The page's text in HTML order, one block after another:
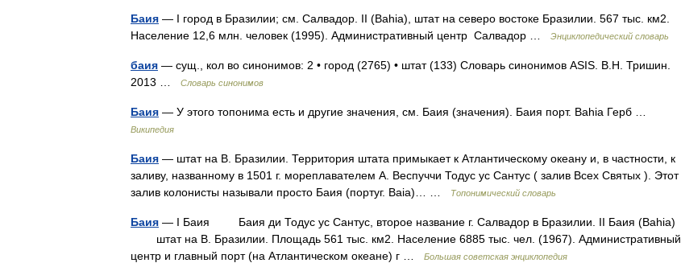
Баия — I город в Бразилии; см. Салвадор. II (Bahia), штат на северо востоке Бразилии. 567 тыс. км2.
Население 12,6 млн. человек (1995). Административный центр Салвадор …
Энциклопедический словарь
баия — сущ., кол во синонимов: 2 • город (2765) • штат (133) Словарь синонимов ASIS. В.Н. Тришин.
2013 …
Словарь синонимов
Баия — У этого топонима есть и другие значения, см. Баия (значения). Баия порт. Bahia Герб …
Википедия
Баия — штат на В. Бразилии. Территория штата примыкает к Атлантическому океану и, в частности, к
заливу, названному в 1501 г. мореплавателем А. Веспуччи Тодус ус Сантус ( залив Всех Святых ). Этот
залив колонисты называли просто Баия (португ. Baia)… …
Топонимический словарь
Баия — I Баия Баия ди Тодус ус Сантус, второе название г. Салвадор в Бразилии. II Баия (Bahia)
штат на В. Бразилии. Площадь 561 тыс. км2. Население 6885 тыс. чел. (1967). Административный
центр и главный порт (на Атлантическом океане) г …
Большая советская энциклопедия